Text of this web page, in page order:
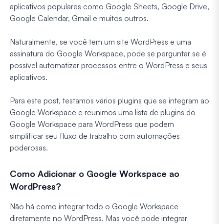
aplicativos populares como Google Sheets, Google Drive,
Google Calendar, Gmail e muitos outros.
Naturalmente, se você tem um site WordPress e uma
assinatura do Google Workspace, pode se perguntar se é
possível automatizar processos entre o WordPress e seus
aplicativos.
Para este post, testamos vários plugins que se integram ao
Google Workspace e reunimos uma lista de plugins do
Google Workspace para WordPress que podem
simplificar seu fluxo de trabalho com automações
poderosas.
Como Adicionar o Google Workspace ao
WordPress?
Não há como integrar todo o Google Workspace
diretamente no WordPress. Mas você pode integrar